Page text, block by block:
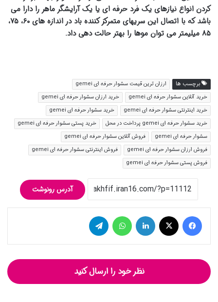
کردن انواع نیازهای یک فرد حرفه ای یا یک آرایشگر ماهر را دارا می
باشد که با اتصال این سریهای متمرکز کننده باد در اندازه های ۶۰، ۷۵،
۸۵ میلیمتر می توان موها را بهتر حالت دهی داد.
برچسب ها
ارزان ترین قیمت سشوار حرفه ای gemei
خرید آنلاین سشوار حرفه ای gemei
خرید ارزان سشوار حرفه ای gemei
خرید اینترنتی سشوار حرفه ای gemei
خرید سشوار حرفه ای gemei
خرید سشوار حرفه ای gemei پرداخت در محل
خرید پستی سشوار حرفه ای gemei
سشوار حرفه ای gemei
فروش آنلاین سشوار حرفه ای gemei
فروش ارزان سشوار حرفه ای gemei
فروش اینترنتی سشوار حرفه ای gemei
فروش پستی سشوار حرفه ای gemei
آدرس رونوشت
فیس بوک لینکدین
نظر خود را ارسال کنید